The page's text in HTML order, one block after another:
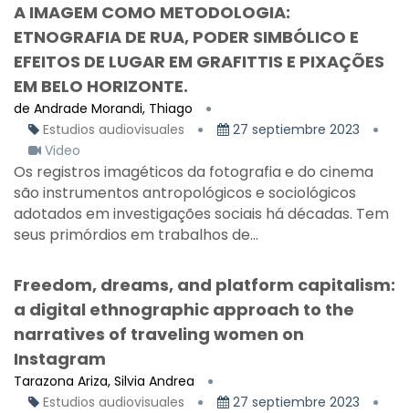
A IMAGEM COMO METODOLOGIA:
ETNOGRAFIA DE RUA, PODER SIMBÓLICO E
EFEITOS DE LUGAR EM GRAFITTIS E PIXAÇÕES
EM BELO HORIZONTE.
de Andrade Morandi, Thiago
Estudios audiovisuales
27 septiembre 2023
Video
Os registros imagéticos da fotografia e do cinema
são instrumentos antropológicos e sociológicos
adotados em investigações sociais há décadas. Tem
seus primórdios em trabalhos de...
Freedom, dreams, and platform capitalism:
a digital ethnographic approach to the
narratives of traveling women on
Instagram
Tarazona Ariza, Silvia Andrea
Estudios audiovisuales
27 septiembre 2023